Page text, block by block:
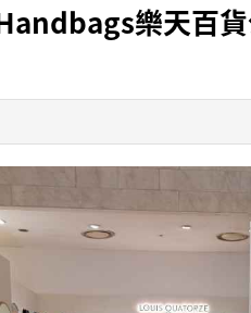
樂天百